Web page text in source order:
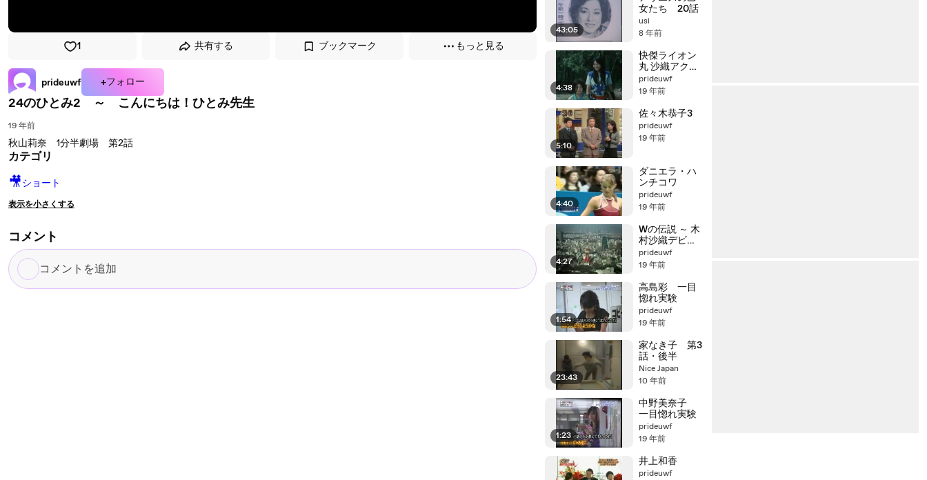
1 共有する ブックマーク もっと見る
prideuwf +フォロー
24のひとみ2 ～ こんにちは！ひとみ先生
19 年前
秋山莉奈 1分半劇場 第2話
カテゴリ
🎥ショート
表示を小さくする
コメント
コ
メ
1/1
43:05
女たち 20話
usi
8 年前
4:38
快傑ライオン
丸 沙織アクシ
ョン
prideuwf
19 年前
5:10
佐々木恭子3
prideuwf
19 年前
4:40
ダニエラ・ハ
ンチコワ
prideuwf
19 年前
4:27
Wの伝説 ～ 木
村沙織デビュ
ー
prideuwf
19 年前
1:54
高島彩 一目
惚れ実験
prideuwf
19 年前
23:43
家なき子 第3
話・後半
Nice Japan
10 年前
1:23
中野美奈子
一目惚れ実験
prideuwf
19 年前
井上和香
prideuwf